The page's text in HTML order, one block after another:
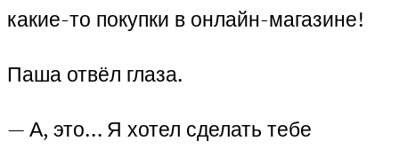
какие-то покупки в онлайн-магазине!
Паша отвёл глаза.
— А, это… Я хотел сделать тебе